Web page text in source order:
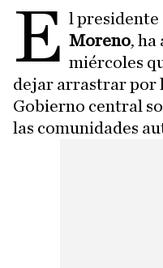
E l presidente
Moreno, ha
miércoles
dejar arrastrar por
Gobierno central
las comunidades